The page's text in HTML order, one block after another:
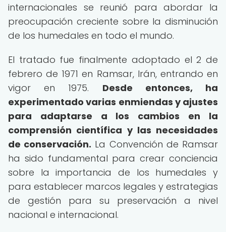
internacionales se reunió para abordar la
preocupación creciente sobre la disminución
de los humedales en todo el mundo.
El tratado fue finalmente adoptado el 2 de
febrero de 1971 en Ramsar, Irán, entrando en
vigor en 1975. Desde entonces, ha
experimentado varias enmiendas y ajustes
para adaptarse a los cambios en la
comprensión científica y las necesidades
de conservación. La Convención de Ramsar
ha sido fundamental para crear conciencia
sobre la importancia de los humedales y
para establecer marcos legales y estrategias
de gestión para su preservación a nivel
nacional e internacional.